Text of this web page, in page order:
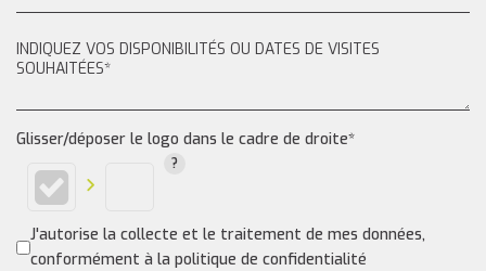
Glisser/déposer le logo dans le cadre de droite*
J'autorise la collecte et le traitement de mes données,
conformément à la politique de confidentialité